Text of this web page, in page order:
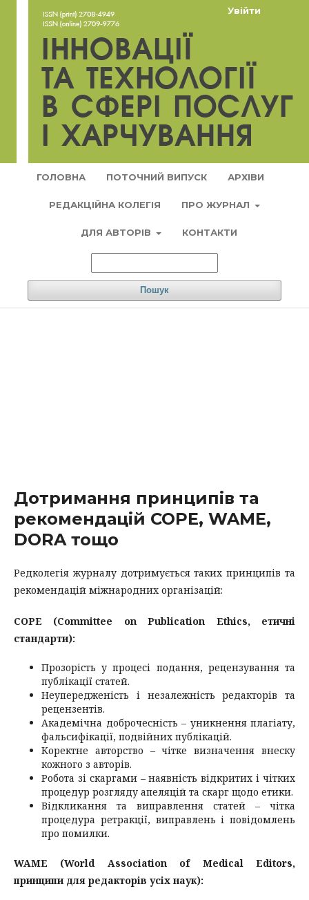
ГОЛОВНА ПОТОЧНИЙ ВИПУСК АРХІВИ
РЕДАКЦІЙНА КОЛЕГІЯ ПРО ЖУРНАЛ
ДЛЯ АВТОРІВ КОНТАКТИ
Пошук
Увійти
Дотримання принципів та
рекомендацій COPE, WAME,
DORA тощо
Редколегія журналу дотримується таких принципів та
рекомендацій міжнародних організацій:
COPE (Committee on Publication Ethics, етичні
стандарти):
Прозорість у процесі подання, рецензування та
публікації статей.
Неупередженість і незалежність редакторів та
рецензентів.
Академічна доброчесність – уникнення плагіату,
фальсифікації, подвійних публікацій.
Коректне авторство – чітке визначення внеску
кожного з авторів.
Робота зі скаргами – наявність відкритих і чітких
процедур розгляду апеляцій та скарг щодо етики.
Відкликання та виправлення статей – чітка
процедура ретракції, виправлень і повідомлень
про помилки.
WAME (World Association of Medical Editors,
принципи для редакторів усіх наук):